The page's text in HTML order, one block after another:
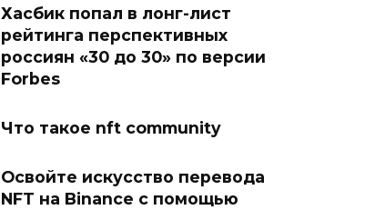
Хасбик попал в лонг-лист
рейтинга перспективных
россиян «30 до 30» по версии
Forbes
Что такое nft community
Освойте искусство перевода
NFT на Binance с помощью